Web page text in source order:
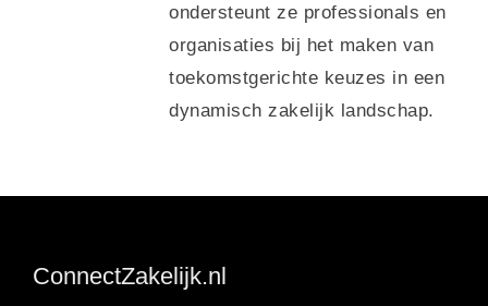
ondersteunt ze professionals en
organisaties bij het maken van
toekomstgerichte keuzes in een
dynamisch zakelijk landschap.
ConnectZakelijk.nl